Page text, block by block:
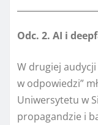
Odc. 2. AI i
W drugiej audycji
w odpowiedzi”
Uniwersytetu w
propagandzie i